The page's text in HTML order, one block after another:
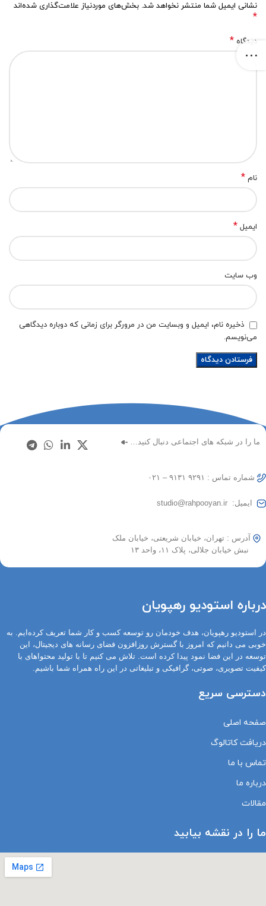
نشانی ایمیل شما منتشر نخواهد شد. بخش‌های موردنیاز علامت‌گذاری شده‌اند
*
دیدگاه *
نام *
ایمیل *
وب‌ سایت
ذخیره نام، ایمیل و وبسایت من در مرورگر برای زمانی که دوباره دیدگاهی
می‌نویسم.
ما را در شبکه های اجتماعی دنبال کنید…
شماره تماس : ۹۲۹۱ ۹۱۳۱ – ۰۲۱
ایمیل: studio@rahpooyan.ir
آدرس : تهران، خیابان شریعتی، خیابان ملک
نبش خیابان جلالی، پلاک ۱۱، واحد ۱۳
درباره استودیو رهپویان
در استودیو رهپویان، هدف خودمان رو توسعه کسب و کار شما تعریف کرده‌ایم. به
خوبی می دانیم که امروز با گسترش روزافزون فضای رسانه های دیجیتال، این
توسعه در این فضا نمود پیدا کرده است. تلاش می کنیم تا با تولید محتواهای با
کیفیت تصویری، صوتی، گرافیکی و تبلیغاتی در این راه همراه شما باشیم.
دسترسی سریع
صفحه اصلی
دریافت کاتالوگ
تماس با ما
درباره ما
مقالات
ما را در نقشه بیابید